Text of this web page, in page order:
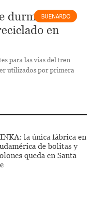
BUENARDO
durmientes
en
para las vías del tren
utilizados por primera
la única fábrica en
de bolitas y
queda en Santa